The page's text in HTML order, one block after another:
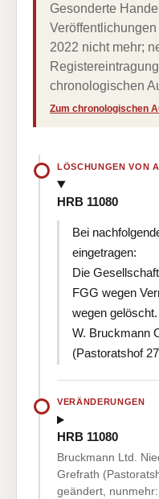
Gesonderte
2022 nicht mehr;
chronologischen
Zum chronologischen
LÖSCHUNGEN VON
HRB 11080
Bei
eingetragen:
Die
FGG wegen
wegen gelöscht.
W. Bruckmann
(Pastoratshof
VERÄNDERUNGEN
HRB 11080
Bruckmann Ltd.
Grefrath
geändert,